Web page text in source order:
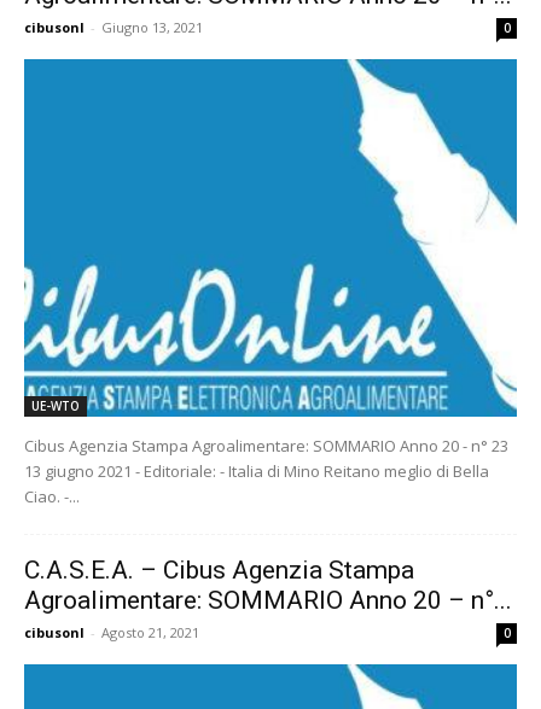
cibusonl - Giugno 13, 2021 0
UE-WTO
Cibus Agenzia Stampa Agroalimentare: SOMMARIO Anno 20 - n° 23
13 giugno 2021 - Editoriale: - Italia di Mino Reitano meglio di Bella
Ciao. -...
C.A.S.E.A. – Cibus Agenzia Stampa
Agroalimentare: SOMMARIO Anno 20 – n°...
cibusonl - Agosto 21, 2021 0